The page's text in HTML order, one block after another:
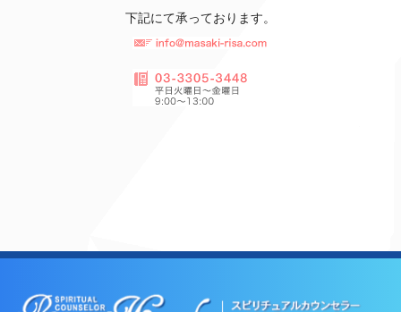
下記にて承っております。